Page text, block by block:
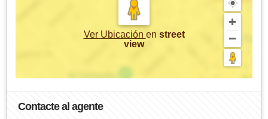
Ver Ubicación en street
view
Contacte al agente